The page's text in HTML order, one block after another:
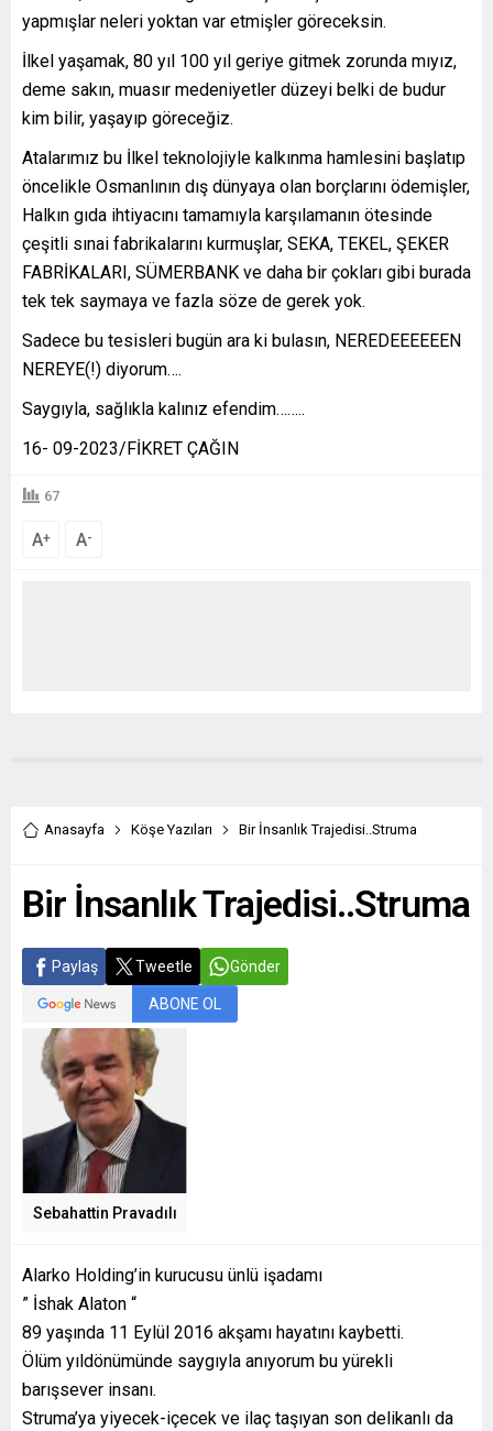
yapmışlar neleri yoktan var etmişler göreceksin.
İlkel yaşamak, 80 yıl 100 yıl geriye gitmek zorunda mıyız,
deme sakın, muasır medeniyetler düzeyi belki de budur
kim bilir, yaşayıp göreceğiz.
Atalarımız bu İlkel teknolojiyle kalkınma hamlesini başlatıp
öncelikle Osmanlının dış dünyaya olan borçlarını ödemişler,
Halkın gıda ihtiyacını tamamıyla karşılamanın ötesinde
çeşitli sınai fabrikalarını kurmuşlar, SEKA, TEKEL, ŞEKER
FABRİKALARI, SÜMERBANK ve daha bir çokları gibi burada
tek tek saymaya ve fazla söze de gerek yok.
Sadece bu tesisleri bugün ara ki bulasın, NEREDEEEEEEN
NEREYE(!) diyorum….
Saygıyla, sağlıkla kalınız efendim……..
16- 09-2023/FİKRET ÇAĞIN
67
A+ A-
Anasayfa Köşe Yazıları Bir İnsanlık Trajedisi..Struma
Bir İnsanlık Trajedisi..Struma
Paylaş Tweetle Gönder
ABONE OL
Sebahattin Pravadılı
Alarko Holding’in kurucusu ünlü işadamı
” İshak Alaton “
89 yaşında 11 Eylül 2016 akşamı hayatını kaybetti.
Ölüm yıldönümünde saygıyla anıyorum bu yürekli
barışsever insanı.
Struma’ya yiyecek-içecek ve ilaç taşıyan son delikanlı da